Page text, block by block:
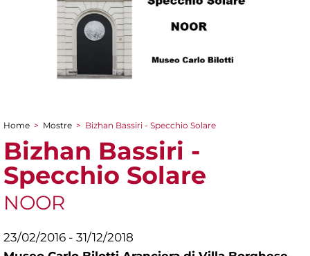
Tu sei qui
Home > Mostre > Bizhan Bassiri - Specchio Solare
Bizhan Bassiri -
Specchio Solare
NOOR
23/02/2016 - 31/12/2018